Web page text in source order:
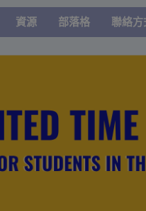
資源 部落格 聯絡方